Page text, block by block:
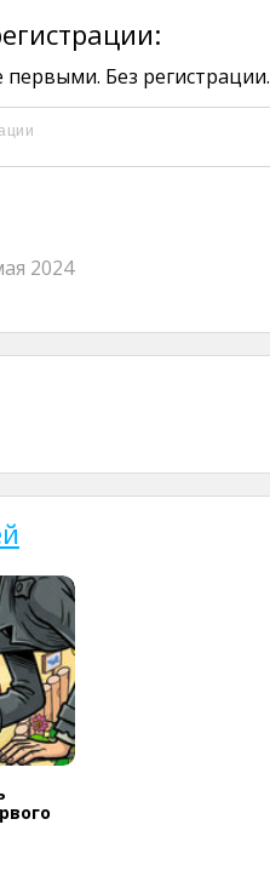
Без регистрации.
2024